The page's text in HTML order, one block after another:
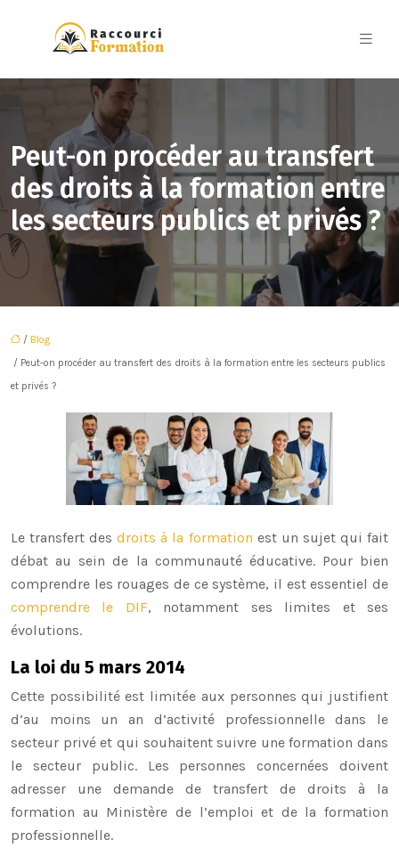
Peut-on procéder au transfert
des droits à la formation entre
les secteurs publics et privés ?
/ Blog
/ Peut-on procéder au transfert des droits à la formation entre les secteurs publics
et privés ?
Le transfert desdroits à la formation est un sujet qui fait
débat au sein de la communauté éducative. Pour bien
comprendre les rouages de ce système, il est essentiel de
comprendre le DIF, notamment ses limites et ses
évolutions.
La loi du 5 mars 2014
Cette possibilité est limitée aux personnes qui justifient
d’au moins un an d’activité professionnelle dans le
secteur privé et qui souhaitent suivre une formation dans
le secteur public. Les personnes concernées doivent
adresser une demande de transfert de droits à la
formation au Ministère de l’emploi et de la formation
professionnelle.